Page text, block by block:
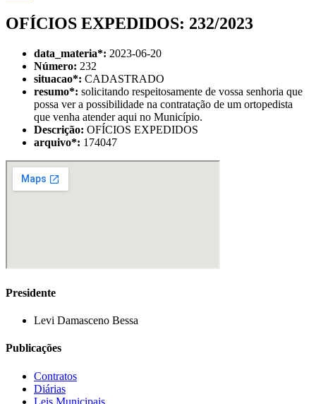
OFÍCIOS EXPEDIDOS: 232/2023
data_materia*: 2023-06-20
Número: 232
situacao*: CADASTRADO
resumo*: solicitando respeitosamente de vossa senhoria que
possa ver a possibilidade na contratação de um ortopedista
que venha atender aqui no Município.
Descrição: OFÍCIOS EXPEDIDOS
arquivo*: 174047
Presidente
Levi Damasceno Bessa
Publicações
Contratos
Diárias
Leis Municipais